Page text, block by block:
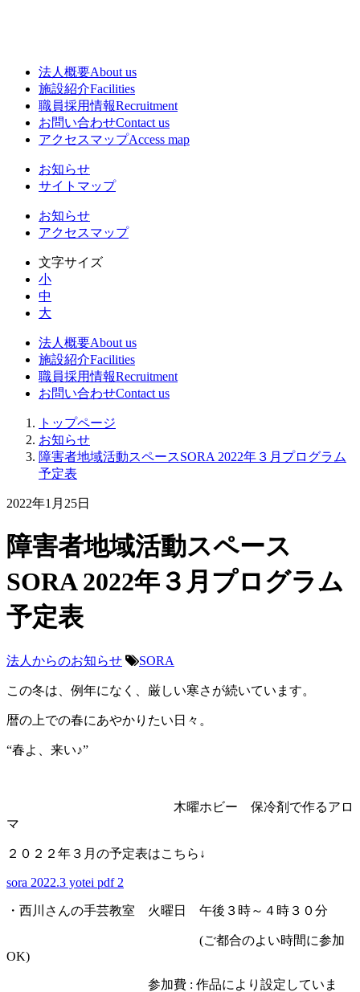
法人概要About us
施設紹介Facilities
職員採用情報Recruitment
お問い合わせContact us
アクセスマップAccess map
お知らせ
サイトマップ
お知らせ
アクセスマップ
文字サイズ
小
中
大
法人概要About us
施設紹介Facilities
職員採用情報Recruitment
お問い合わせContact us
トップページ
お知らせ
障害者地域活動スペースSORA 2022年３月プログラム
予定表
2022年1月25日
障害者地域活動スペース
SORA 2022年３月プログラム
予定表
法人からのお知らせ SORA
この冬は、例年になく、厳しい寒さが続いています。
暦の上での春にあやかりたい日々。
“春よ、来い♪”
木曜ホビー 保冷剤で作るアロ
マ
２０２２年３月の予定表はこちら↓
sora 2022.3 yotei pdf 2
・西川さんの手芸教室 火曜日 午後３時～４時３０分
(ご都合のよい時間に参加
OK)
参加費 : 作品により設定していま